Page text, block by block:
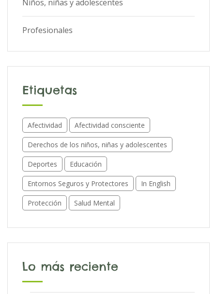
Niños, niñas y adolescentes
Profesionales
Etiquetas
Afectividad Afectividad consciente
Derechos de los niños, niñas y adolescentes
Deportes Educación
Entornos Seguros y Protectores In English
Protección Salud Mental
Lo más reciente